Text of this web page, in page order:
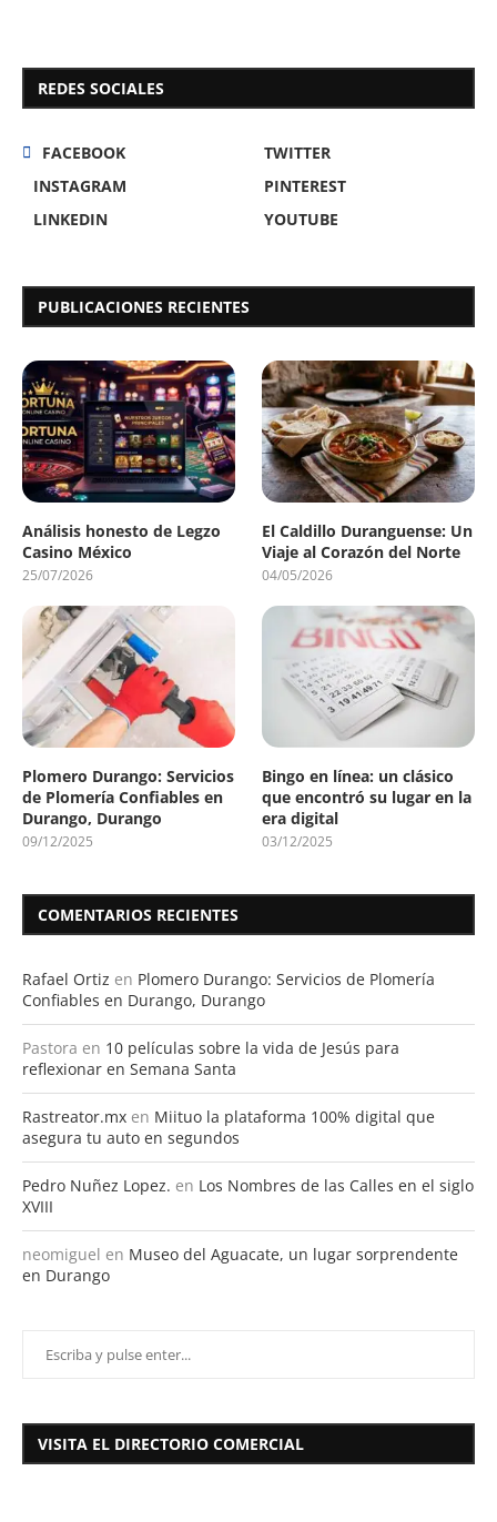
REDES SOCIALES
FACEBOOK
TWITTER
INSTAGRAM
PINTEREST
LINKEDIN
YOUTUBE
PUBLICACIONES RECIENTES
Análisis honesto de Legzo
Casino México
25/07/2026
El Caldillo Duranguense: Un
Viaje al Corazón del Norte
04/05/2026
Plomero Durango: Servicios
de Plomería Confiables en
Durango, Durango
09/12/2025
Bingo en línea: un clásico
que encontró su lugar en la
era digital
03/12/2025
COMENTARIOS RECIENTES
Rafael Ortiz en Plomero Durango: Servicios de Plomería
Confiables en Durango, Durango
Pastora en 10 películas sobre la vida de Jesús para
reflexionar en Semana Santa
Rastreator.mx en Miituo la plataforma 100% digital que
asegura tu auto en segundos
Pedro Nuñez Lopez. en Los Nombres de las Calles en el siglo
XVIII
neomiguel en Museo del Aguacate, un lugar sorprendente
en Durango
VISITA EL DIRECTORIO COMERCIAL